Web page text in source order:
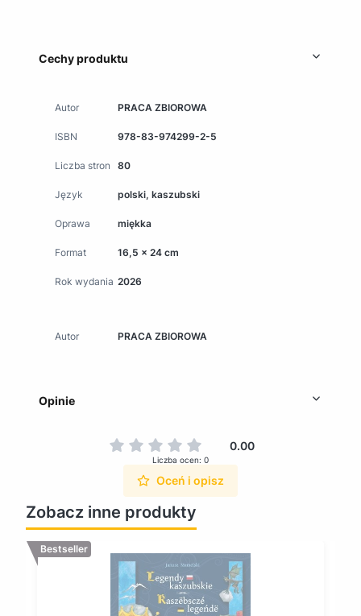
Cechy produktu
Autor PRACA ZBIOROWA
ISBN 978-83-974299-2-5
Liczba stron 80
Język polski, kaszubski
Oprawa miękka
Format 16,5 x 24 cm
Rok wydania 2026
Autor PRACA ZBIOROWA
Opinie
0.00
Liczba ocen: 0
Oceń i opisz
Zobacz inne produkty
Bestseller